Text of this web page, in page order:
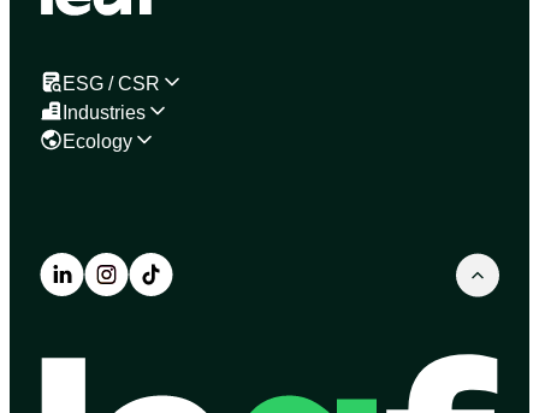
ESG / CSR
Industries
Ecology